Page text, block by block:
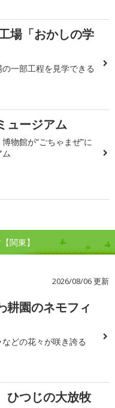
場「おかしの学
一部工程を見学できる
ュージアム
物館が“ごちゃまぜ”に
関東】
2026/08/06 更新
耕園のネモフィ
どの花々が咲き誇る
つじの大放牧